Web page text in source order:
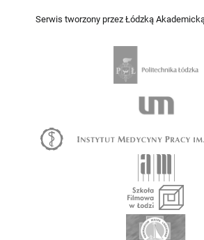
Serwis tworzony przez Łódzką